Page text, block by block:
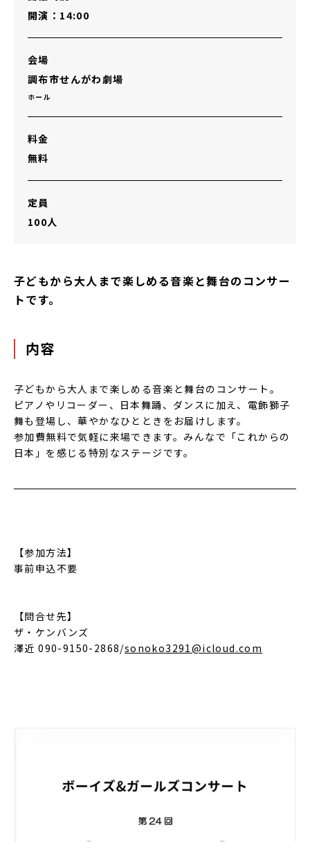
開演：14:00
会場
調布市せんがわ劇場
ホール
料金
無料
定員
100人
子どもから大人まで楽しめる音楽と舞台のコンサー
トです。
内容
子どもから大人まで楽しめる音楽と舞台のコンサート。
ピアノやリコーダー、日本舞踊、ダンスに加え、電飾獅子
舞も登場し、華やかなひとときをお届けします。
参加費無料で気軽に来場できます。みんなで「これからの
日本」を感じる特別なステージです。
【参加方法】
事前申込不要
【問合せ先】
ザ・ケンバンズ
澤近 090-9150-2868/sonoko3291@icloud.com